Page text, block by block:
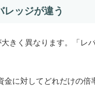
レッジが違う
きく異なります。「レ
に対してどれだけの倍